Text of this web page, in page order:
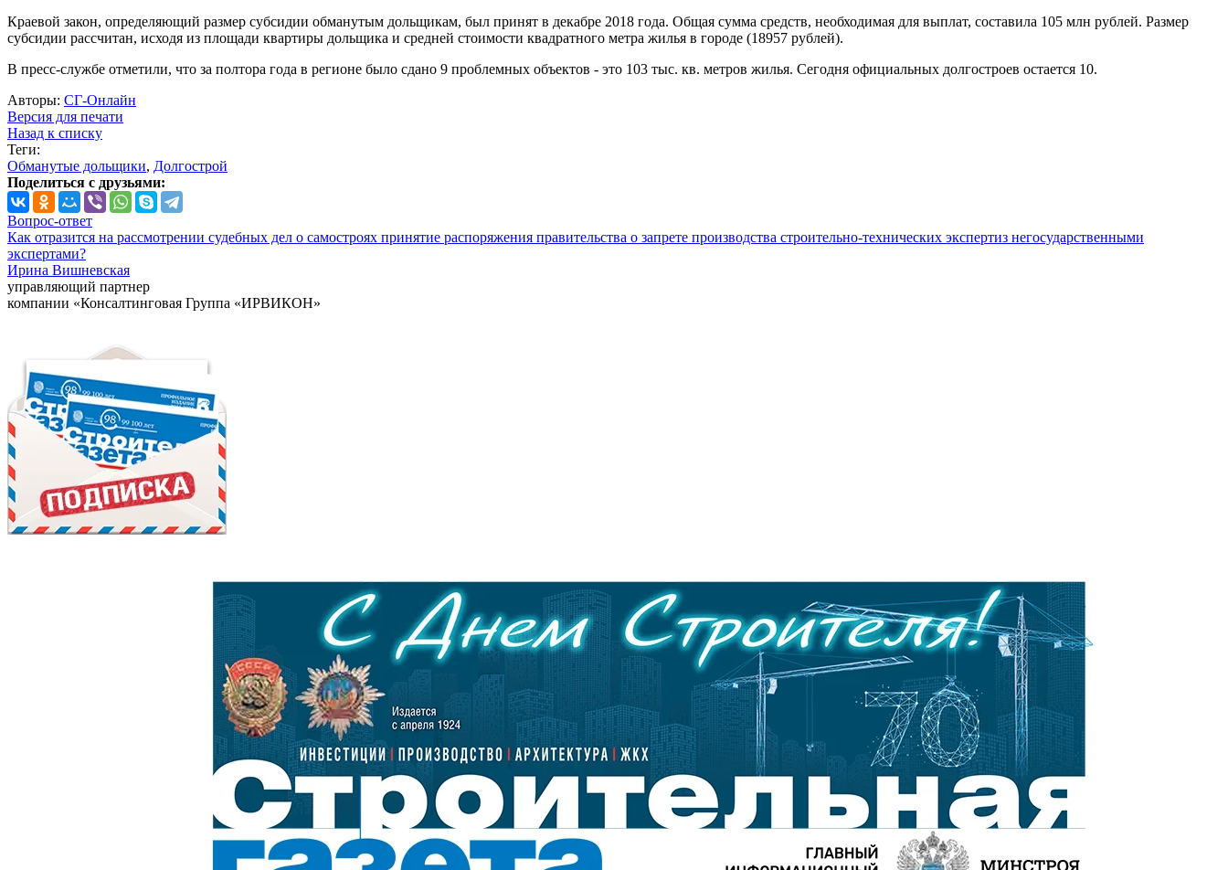
Краевой закон, определяющий размер субсидии обманутым дольщикам, был принят в декабре 2018 года. Общая сумма средств, необходимая для выплат, составила 105 млн рублей. Размер
субсидии рассчитан, исходя из площади квартиры дольщика и средней стоимости квадратного метра жилья в городе (18957 рублей).
В пресс-службе отметили, что за полтора года в регионе было сдано 9 проблемных объектов - это 103 тыс. кв. метров жилья. Сегодня официальных долгостроев остается 10.
Авторы: СГ-Онлайн
Версия для печати
Назад к списку
Теги:
Обманутые дольщики, Долгострой
Поделиться с друзьями:
Вопрос-ответ
Как отразится на рассмотрении судебных дел о самостроях принятие распоряжения правительства о запрете производства строительно-технических экспертиз негосударственными
экспертами?
Ирина Вишневская
управляющий партнер
компании «Консалтинговая Группа «ИРВИКОН»